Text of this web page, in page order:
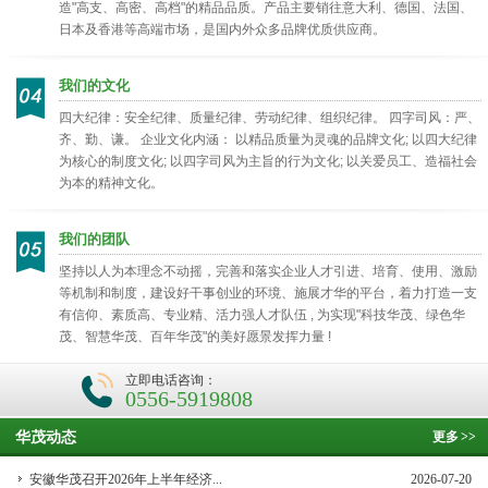
造"高支、高密、高档"的精品品质。产品主要销往意大利、德国、法国、
日本及香港等高端市场，是国内外众多品牌优质供应商。
我们的文化
四大纪律：安全纪律、质量纪律、劳动纪律、组织纪律。 四字司风：严、
齐、勤、谦。 企业文化内涵： 以精品质量为灵魂的品牌文化; 以四大纪律
为核心的制度文化; 以四字司风为主旨的行为文化; 以关爱员工、造福社会
为本的精神文化。
我们的团队
坚持以人为本理念不动摇，完善和落实企业人才引进、培育、使用、激励
等机制和制度，建设好干事创业的环境、施展才华的平台，着力打造一支
有信仰、素质高、专业精、活力强人才队伍 , 为实现"科技华茂、绿色华
茂、智慧华茂、百年华茂"的美好愿景发挥力量 !
立即电话咨询：
0556-5919808
更多>>
华茂动态
2026-07-20
安徽华茂召开2026年上半年经济...